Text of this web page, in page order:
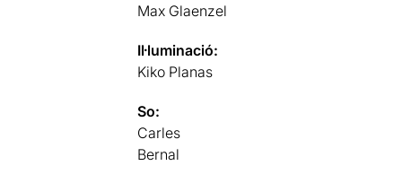
Max Glaenzel
Il·luminació:
Kiko Planas
So:
Carles
Bernal